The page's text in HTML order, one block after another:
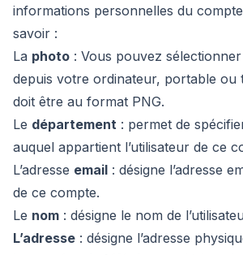
informations personnelles du
savoir :
La photo : Vous pouvez
depuis votre ordinateur, portable ou
doit être au format PNG.
Le département : permet de
auquel appartient l’utilisateur de ce
L’adresse email : désigne l’adresse
de ce compte.
Le nom : désigne le nom de
L’adresse : désigne l’adresse